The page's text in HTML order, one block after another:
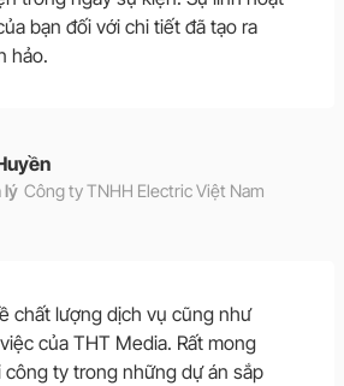
bạn đối với chi tiết đã tạo ra
hảo.
lý Công ty TNHH Electric Việt Nam
chất lượng dịch vụ cũng như
của THT Media. Rất mong
ty trong những dự án sắp